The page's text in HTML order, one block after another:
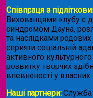
Співпраця з
Вихованцями клубу є
синдромом Дауна,
та наслідками
сприяти соціальній
активного
розвитку творчих
впевненості у
Наші партнери: Служба